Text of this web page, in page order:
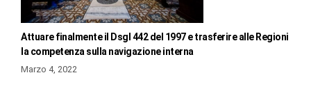
Attuare finalmente il Dsgl 442 del 1997 e trasferire alle Regioni
la competenza sulla navigazione interna
Marzo 4, 2022